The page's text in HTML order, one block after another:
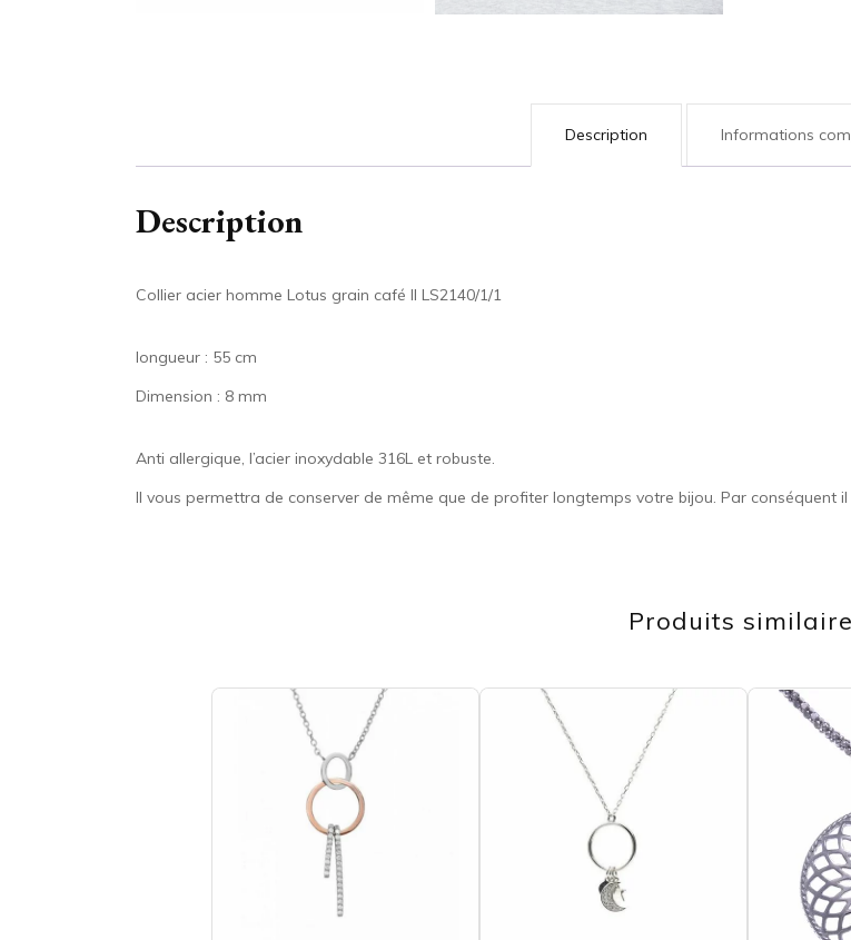
Description Informations
Description
Collier acier homme Lotus grain café II LS2140/1/1
longueur : 55 cm
Dimension : 8 mm
Anti allergique, l’acier inoxydable 316L et robuste.
Il vous permettra de conserver de même que de profiter longtemps votre bijou. Par conséquent
Produits